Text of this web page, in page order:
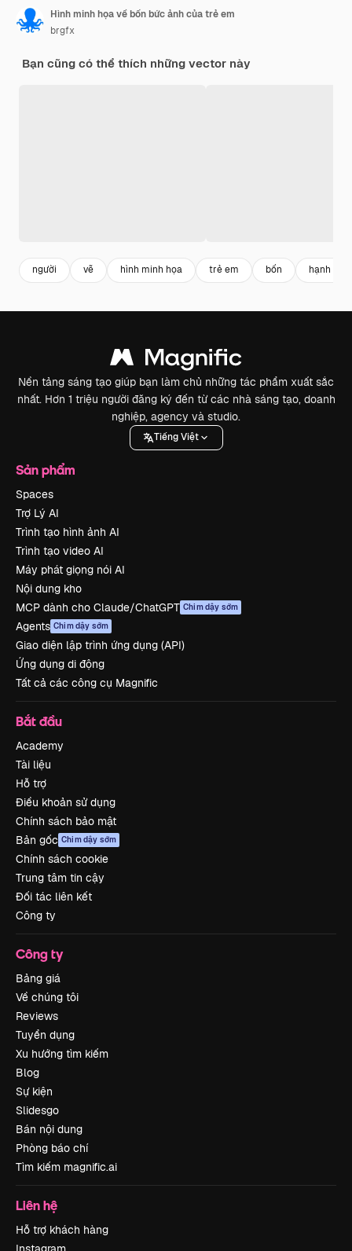
Hình minh họa về bốn bức ảnh của trẻ em
brgfx
Bạn cũng có thể thích những vector này
người vẽ hình minh họa trẻ em bốn hạnh
Nền tảng sáng tạo giúp bạn làm chủ những tác phẩm xuất sắc
nhất. Hơn 1 triệu người đăng ký đến từ các nhà sáng tạo, doanh
nghiệp, agency và studio.
Tiếng Việt
Sản phẩm
Spaces
Trợ Lý AI
Trình tạo hình ảnh AI
Trình tạo video AI
Máy phát giọng nói AI
Nội dung kho
MCP dành cho Claude/ChatGPT Chim dậy sớm
Agents Chim dậy sớm
Giao diện lập trình ứng dụng (API)
Ứng dụng di động
Tất cả các công cụ Magnific
Bắt đầu
Academy
Tài liệu
Hỗ trợ
Điều khoản sử dụng
Chính sách bảo mật
Bản gốc Chim dậy sớm
Chính sách cookie
Trung tâm tin cậy
Đối tác liên kết
Công ty
Công ty
Bảng giá
Về chúng tôi
Reviews
Tuyển dụng
Xu hướng tìm kiếm
Blog
Sự kiện
Slidesgo
Bán nội dung
Phòng báo chí
Tìm kiếm magnific.ai
Liên hệ
Hỗ trợ khách hàng